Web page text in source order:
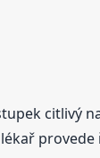
citlivý